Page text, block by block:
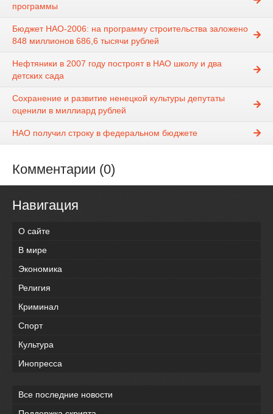
программы
Бюджет НАО-2006: на программу строительства заложено
848 миллионов 686,6 тысячи рублей
Нефтяники в 2007 году построят в НАО школу и два
детских сада
Сохранение и развитие ненецкой культуры депутаты
оценили в миллиард рублей
НАО получил строку в федеральном бюджете
Комментарии (0)
Навигация
О сайте
В мире
Экономика
Религия
Криминал
Спорт
Культура
Инопресса
Все последние новости